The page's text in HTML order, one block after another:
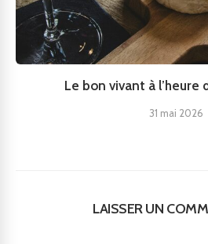
Le bon vivant à l’heure
31 mai 2026
LAISSER UN